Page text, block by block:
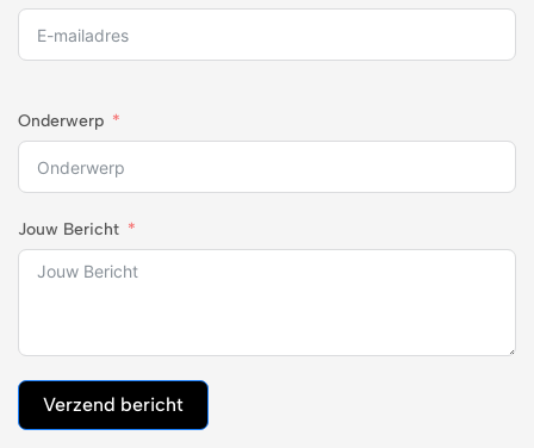
Onderwerp
Jouw Bericht
Verzend bericht